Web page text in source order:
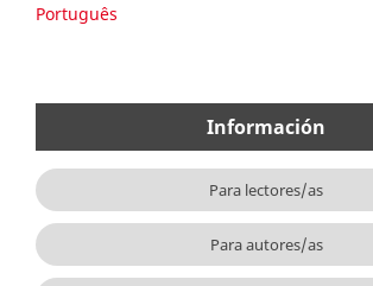
Português
Información
Para lectores/as
Para autores/as